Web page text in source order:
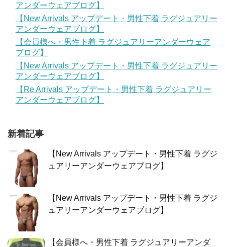
アンダーウェアブログ】
【New Arrivals アップデート・男性下着 ラグジュアリー
アンダーウェアブログ】
【会員様へ・男性下着 ラグジュアリーアンダーウェア
ブログ】
【New Arrivals アップデート・男性下着 ラグジュアリー
アンダーウェアブログ】
【Re Arrivals アップデート・男性下着 ラグジュアリー
アンダーウェアブログ】
新着記事
【New Arrivals アップデート・男性下着 ラグジ
ュアリーアンダーウェアブログ】
【New Arrivals アップデート・男性下着 ラグジ
ュアリーアンダーウェアブログ】
【会員様へ・男性下着 ラグジュアリーアンダ